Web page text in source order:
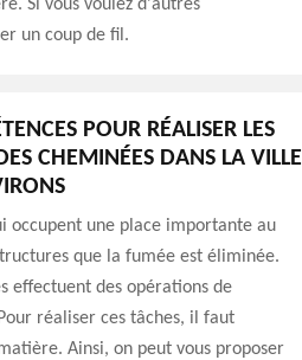
Si vous voulez d'autres
un coup de fil.
POUR RÉALISER LES
CHEMINÉES DANS LA VILLE
occupent une place importante au
que la fumée est éliminée.
effectuent des opérations de
réaliser ces tâches, il faut
Ainsi, on peut vous proposer